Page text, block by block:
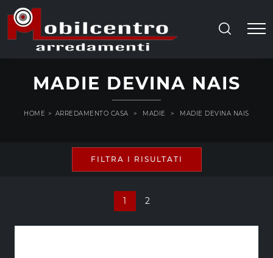
MADIE DEVINA NAIS
HOME > ARREDAMENTO CASA > MADIE > MADIE DEVINA NAIS
FILTRA I RISULTATI
1 2